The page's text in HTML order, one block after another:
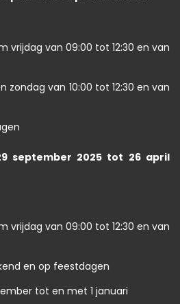
vrijdag van 09:00 tot 12:30 en van
zondag van 10:00 tot 12:30 en van
september 2025 tot 26 april
vrijdag van 09:00 tot 12:30 en van
en op feestdagen
tot en met 1 januari